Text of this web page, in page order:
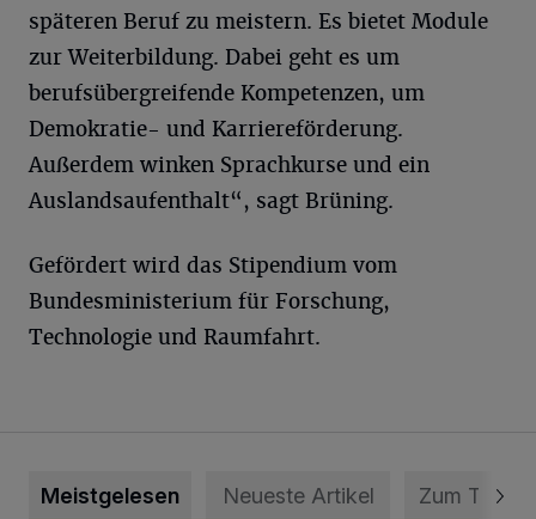
späteren Beruf zu meistern. Es bietet Module
zur Weiterbildung. Dabei geht es um
berufsübergreifende Kompetenzen, um
Demokratie- und Karriereförderung.
Außerdem winken Sprachkurse und ein
Auslandsaufenthalt“, sagt Brüning.
Gefördert wird das Stipendium vom
Bundesministerium für Forschung,
Technologie und Raumfahrt.
Meistgelesen Neueste Artikel Zum Thema